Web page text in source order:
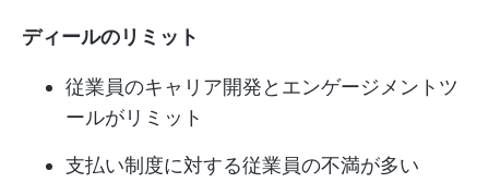
ディールのリミット
従業員のキャリア開発とエンゲージメントツ
ールがリミット
支払い制度に対する従業員の不満が多い